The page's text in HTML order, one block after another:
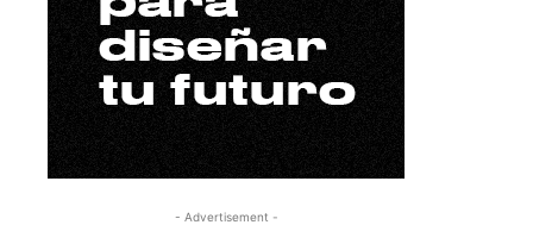
- Advertisement -